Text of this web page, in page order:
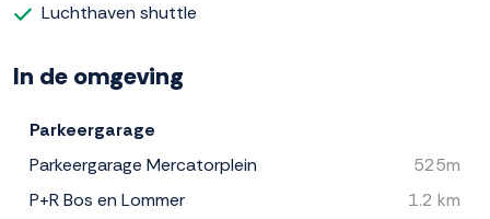
Luchthaven shuttle
In de omgeving
Parkeergarage
Parkeergarage Mercatorplein
525m
P+R Bos en Lommer
1.2 km